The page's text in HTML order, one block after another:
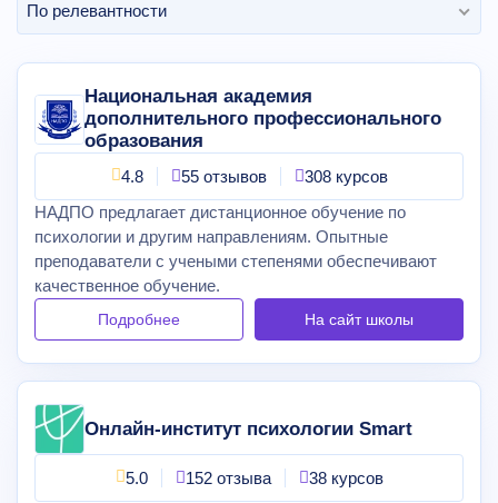
По релевантности
Национальная академия
дополнительного профессионального
образования
4.8 55 отзывов
308 курсов
НАДПО предлагает дистанционное обучение по
психологии и другим направлениям. Опытные
преподаватели с учеными степенями обеспечивают
качественное обучение.
Подробнее На сайт школы
Онлайн-институт психологии Smart
5.0 152 отзыва
38 курсов